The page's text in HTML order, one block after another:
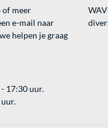
of meer
e-mail naar
helpen je graag
17:30 uur.